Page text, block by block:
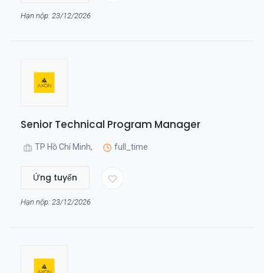
Hạn nộp: 23/12/2026
Senior Technical Program Manager
TP Hồ Chí Minh, full_time
Ứng tuyển
Hạn nộp: 23/12/2026